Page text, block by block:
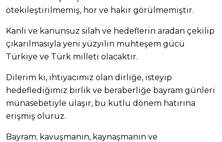
ötekileştirilmemiş, hor ve hakir görülmemiştir.
Kanlı ve kanunsuz silah ve hedeflerin aradan çekilip
çıkarılmasıyla yeni yüzyılın muhteşem gücü
Türkiye ve Türk milleti olacaktır.
Dilerim ki, ihtiyacımız olan dirliğe, isteyip
hedeflediğimiz birlik ve beraberliğe bayram günleri
münasebetiyle ulaşır, bu kutlu dönem hatırına
erişmiş oluruz.
Bayram; kavuşmanın, kaynaşmanın ve